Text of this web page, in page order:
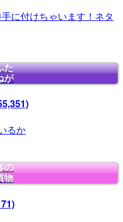
に付けちゃいます！ネタ
た
が
るか
の
物